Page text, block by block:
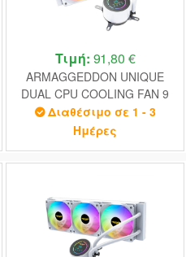
Τιμή: 91,80 €
ARMAGGEDDON UNIQUE
DUAL CPU COOLING FAN 9
BLADE DEEP FREEZE ADV
A240 ARGB WHITE
Διαθέσιμο σε 1 - 3
Ημέρες